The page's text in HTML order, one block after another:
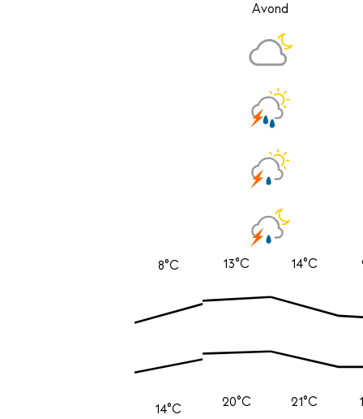
Avond
8°C
14°C
13°C
20°C
14°C
21°C